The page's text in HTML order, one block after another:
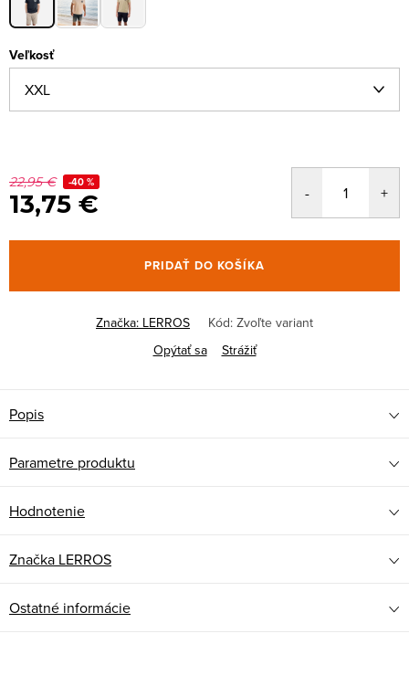
Veľkosť
22,95 € -40 %
13,75 €
PRIDAŤ DO KOŠÍKA
Značka: LERROS Kód: Zvoľte variant
Opýtať sa
Strážiť
Popis
Parametre produktu
Hodnotenie
Značka LERROS
Ostatné informácie